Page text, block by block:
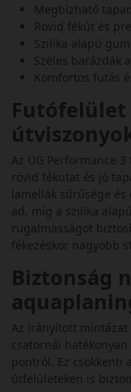
Megbízható
Rövid fékút és
Szilika alapú
Széles barázdák
Komfortos futás
Futófelület
Az UG Performance
rövid fékutat és jó
lamellák sűrűsége
ad, míg a szilika
rugalmasságot
fékezéskor nagyobb
Biztonság
Az irányított mintázat
csatornái hatékonyan
pontról. Ez csökkenti
útfelületeken is